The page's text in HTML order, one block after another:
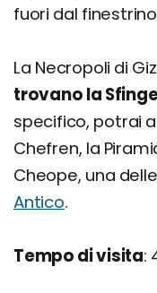
fuori dal
La Necropoli di
trovano la
specifico, potrai
Chefren, la
Cheope, una delle
Antico.
Tempo di visita: